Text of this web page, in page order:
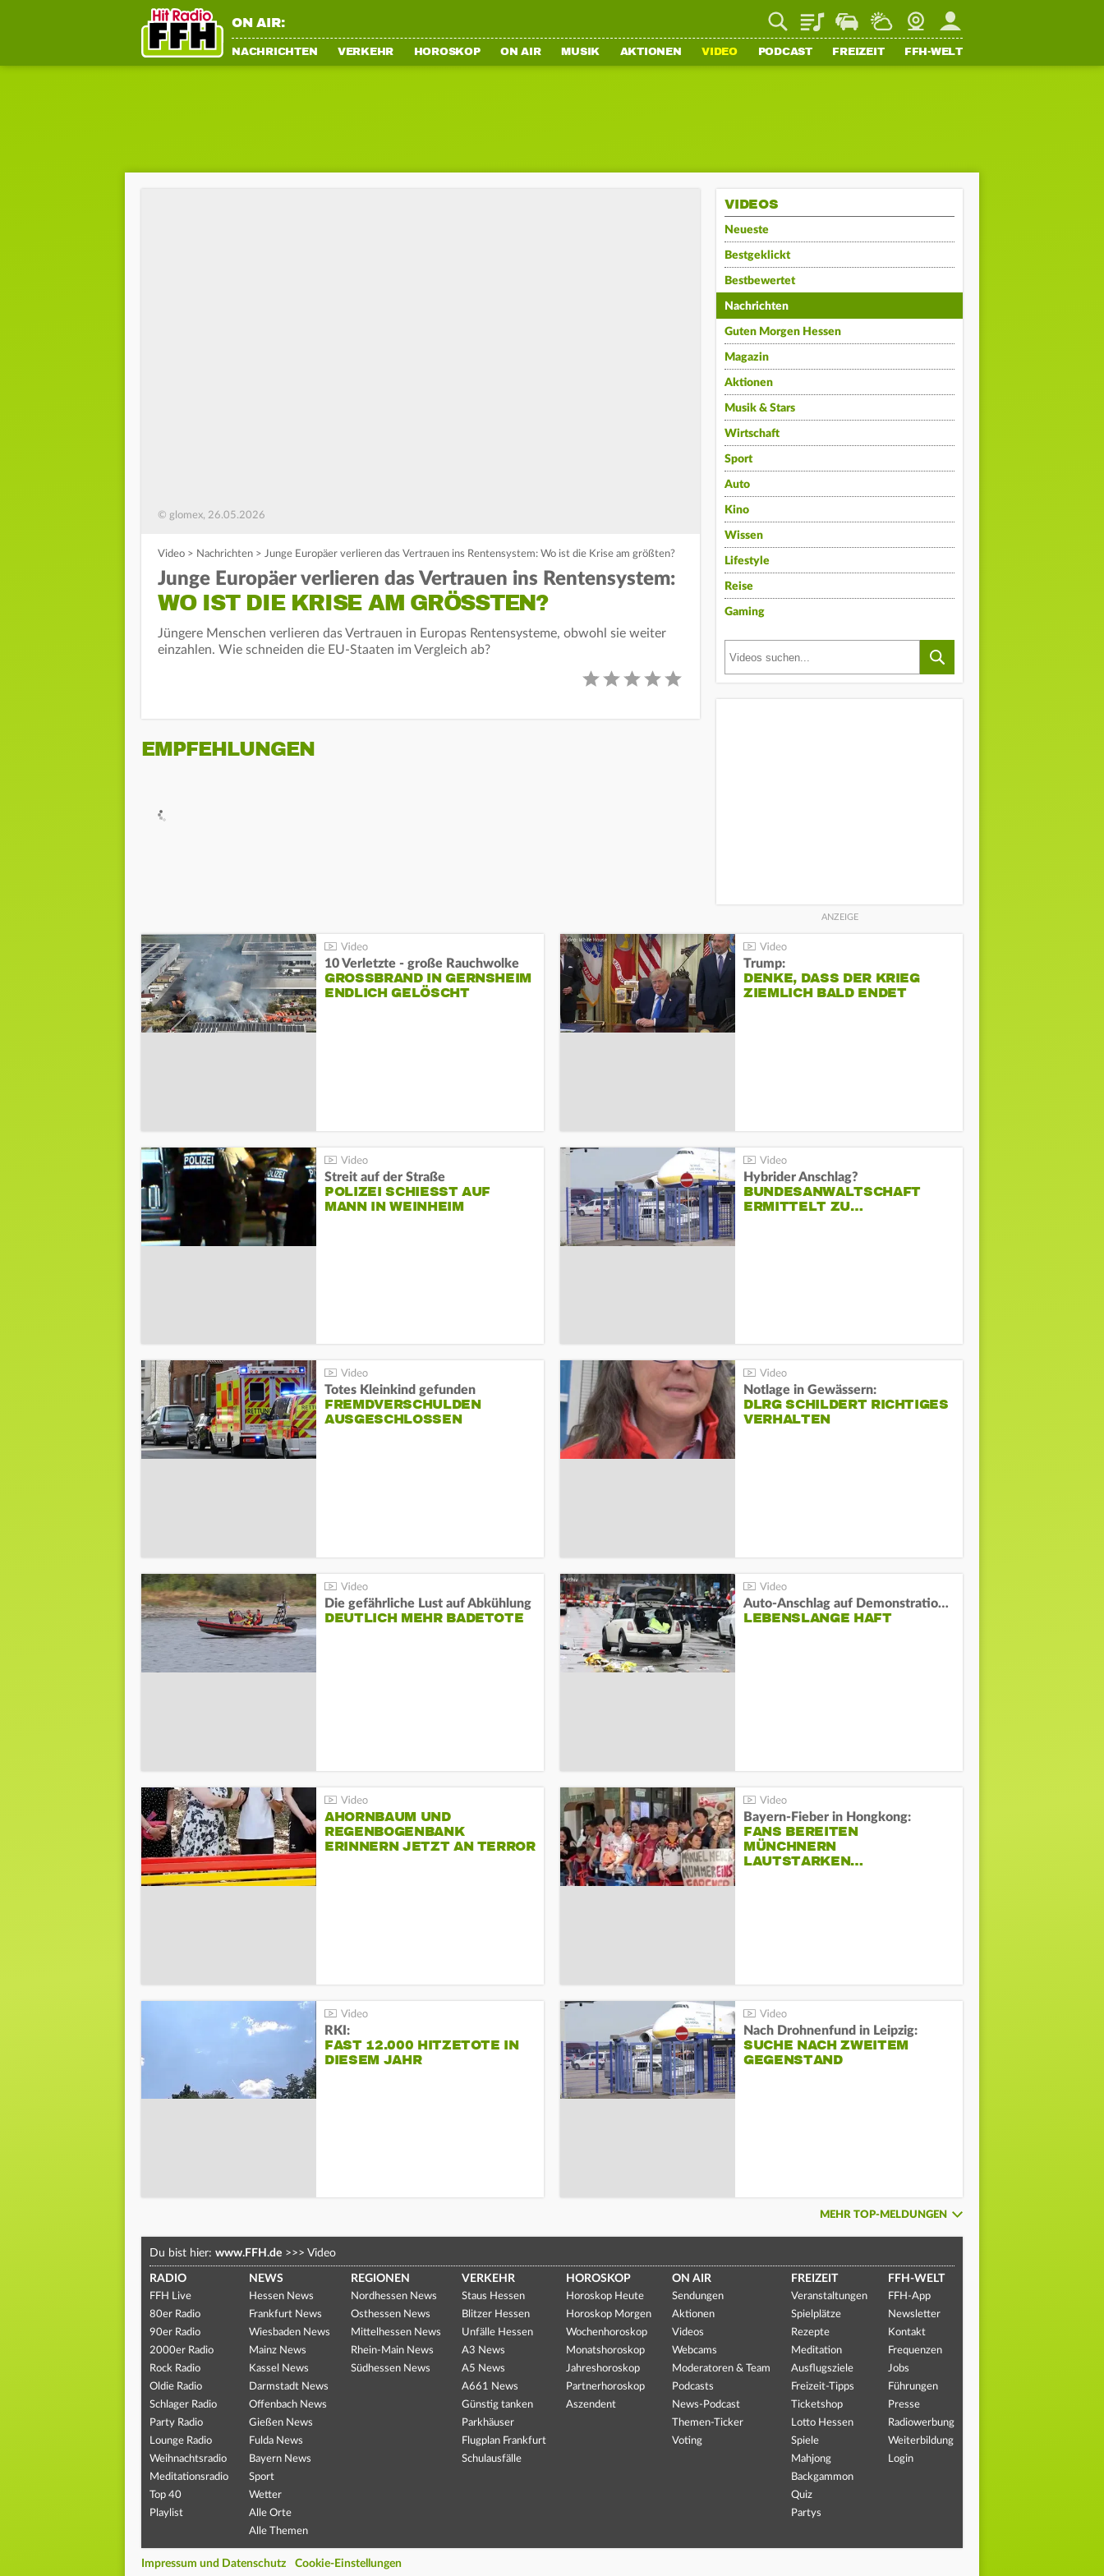
ON AIR: PlaylistStaupilotWetterWebcamMein FFH
NACHRICHTEN VERKEHR HOROSKOP ON AIR MUSIK AKTIONEN VIDEO PODCAST FREIZEIT FFH-WELT
© glomex, 26.05.2026
Video > Nachrichten > Junge Europäer verlieren das Vertrauen ins Rentensystem: Wo ist die Krise am größten?
Junge Europäer verlieren das Vertrauen ins Rentensystem:
WO IST DIE KRISE AM GRÖSSTEN?
Jüngere Menschen verlieren das Vertrauen in Europas Rentensysteme, obwohl sie weiter
einzahlen. Wie schneiden die EU-Staaten im Vergleich ab?
EMPFEHLUNGEN
VIDEOS
Neueste
Bestgeklickt
Bestbewertet
Nachrichten
Guten Morgen Hessen
Magazin
Aktionen
Musik & Stars
Wirtschaft
Sport
Auto
Kino
Wissen
Lifestyle
Reise
Gaming
10 Verletzte - große Rauchwolke
GROSSBRAND IN GERNSHEIM E
NDLICH GELÖSCHT
Trump:
DENKE, DASS DER KRIEG
ZIEMLICH BALD ENDET
Streit auf der Straße
POLIZEI SCHIESST AUF M
ANN IN WEINHEIM
Hybrider Anschlag?
BUNDESANWALTSCHAFT
ERMITTELT ZU…
Totes Kleinkind gefunden
FREMDVERSCHULDEN
AUSGESCHLOSSEN
Notlage in Gewässern:
DLRG SCHILDERT RICHTIGES
VERHALTEN
Die gefährliche Lust auf Abkühlung
DEUTLICH MEHR BADETOTE
Auto-Anschlag auf Demonstration in München:
LEBENSLANGE HAFT
AHORNBAUM UND
REGENBOGENBANK
ERINNERN JETZT AN TERROR
Bayern-Fieber in Hongkong:
FANS BEREITEN
MÜNCHNERN
LAUTSTARKEN…
RKI:
FAST 12.000 HITZETOTE IN
DIESEM JAHR
Nach Drohnenfund in Leipzig:
SUCHE NACH ZWEITEM
GEGENSTAND
MEHR TOP-MELDUNGEN
Du bist hier: www.FFH.de >>> Video
RADIO
FFH Live
80er Radio
90er Radio
2000er Radio
Rock Radio
Oldie Radio
Schlager Radio
Party Radio
Lounge Radio
Weihnachtsradio
Meditationsradio
Top 40
Playlist
NEWS
Hessen News
Frankfurt News
Wiesbaden News
Mainz News
Kassel News
Darmstadt News
Offenbach News
Gießen News
Fulda News
Bayern News
Sport
Wetter
Alle Orte
Alle Themen
REGIONEN
Nordhessen News
Osthessen News
Mittelhessen News
Rhein-Main News
Südhessen News
VERKEHR
Staus Hessen
Blitzer Hessen
Unfälle Hessen
A3 News
A5 News
A661 News
Günstig tanken
Parkhäuser
Flugplan Frankfurt
Schulausfälle
HOROSKOP
Horoskop Heute
Horoskop Morgen
Wochenhoroskop
Monatshoroskop
Jahreshoroskop
Partnerhoroskop
Aszendent
ON AIR
Sendungen
Aktionen
Videos
Webcams
Moderatoren & Team
Podcasts
News-Podcast
Themen-Ticker
Voting
FREIZEIT
Veranstaltungen
Spielplätze
Rezepte
Meditation
Ausflugsziele
Freizeit-Tipps
Ticketshop
Lotto Hessen
Spiele
Mahjong
Backgammon
Quiz
Partys
FFH-WELT
FFH-App
Newsletter
Kontakt
Frequenzen
Jobs
Führungen
Presse
Radiowerbung
Weiterbildung
Login
Impressum und Datenschutz Cookie-Einstellungen